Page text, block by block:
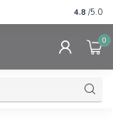
4.8 /5.0
0